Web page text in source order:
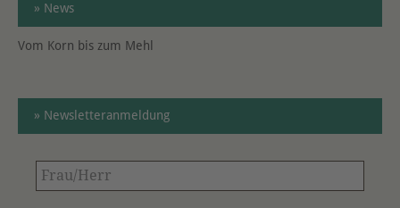
» News
Vom Korn bis zum Mehl
» Newsletteranmeldung
Frau/Herr